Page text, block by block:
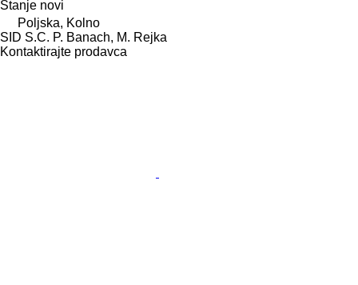
Stanje novi
Poljska, Kolno
SID S.C. P. Banach, M. Rejka
Kontaktirajte prodavca